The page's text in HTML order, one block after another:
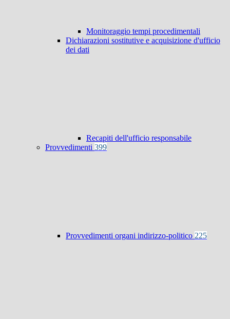
Monitoraggio tempi procedimentali
Dichiarazioni sostitutive e acquisizione d'ufficio
dei dati
Recapiti dell'ufficio responsabile
Provvedimenti 399
Provvedimenti organi indirizzo-politico 225